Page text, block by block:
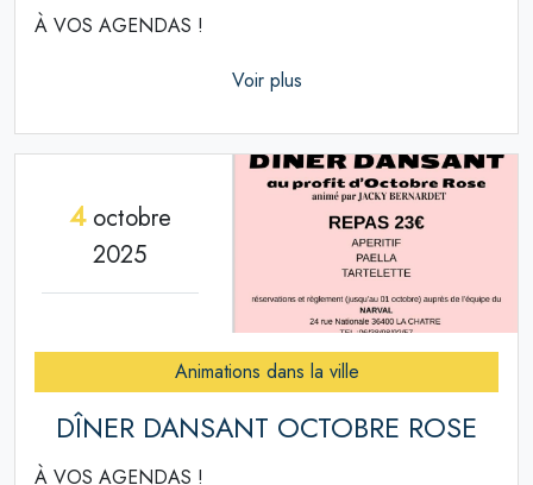
À VOS AGENDAS !
Voir plus
4octobre
2025
Animations dans la ville
DÎNER DANSANT OCTOBRE ROSE
À VOS AGENDAS !